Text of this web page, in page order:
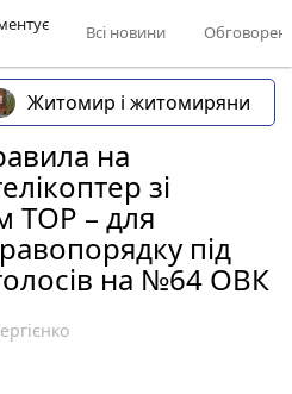
Всі новини
Житомир і житомиряни
на
зі
ТОР – для
під
на №64 ОВК